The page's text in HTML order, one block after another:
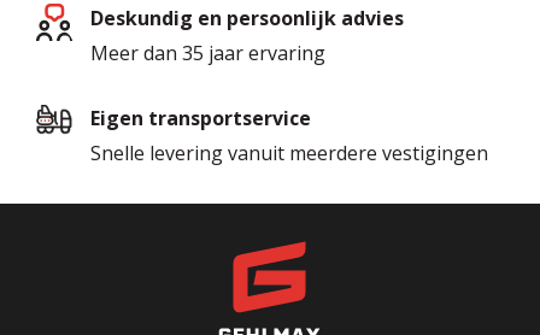
Deskundig en persoonlijk advies
Meer dan 35 jaar ervaring
Eigen transportservice
Snelle levering vanuit meerdere vestigingen